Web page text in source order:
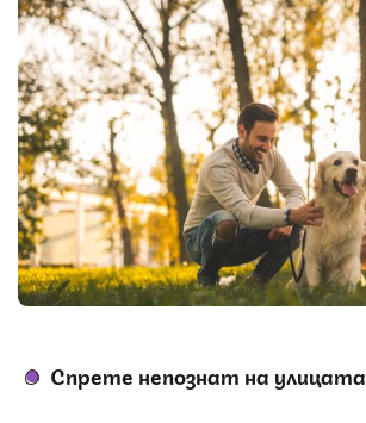
Спрете непознат на улицата